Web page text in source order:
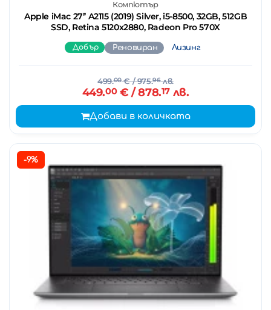
Компютър
Apple iMac 27’’ A2115 (2019) Silver, i5-8500, 32GB, 512GB
SSD, Retina 5120x2880, Radeon Pro 570X
Добър Реновиран Лизинг
499.00€/ 975.96лв.
449.00€ / 878.17лв.
Добави в количката
-9%